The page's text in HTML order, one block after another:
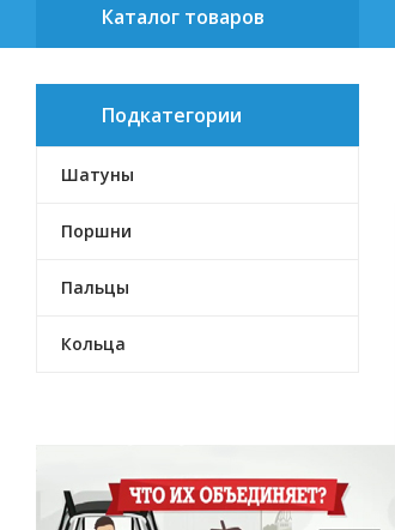
Каталог товаров
Подкатегории
Шатуны
Поршни
Пальцы
Кольца